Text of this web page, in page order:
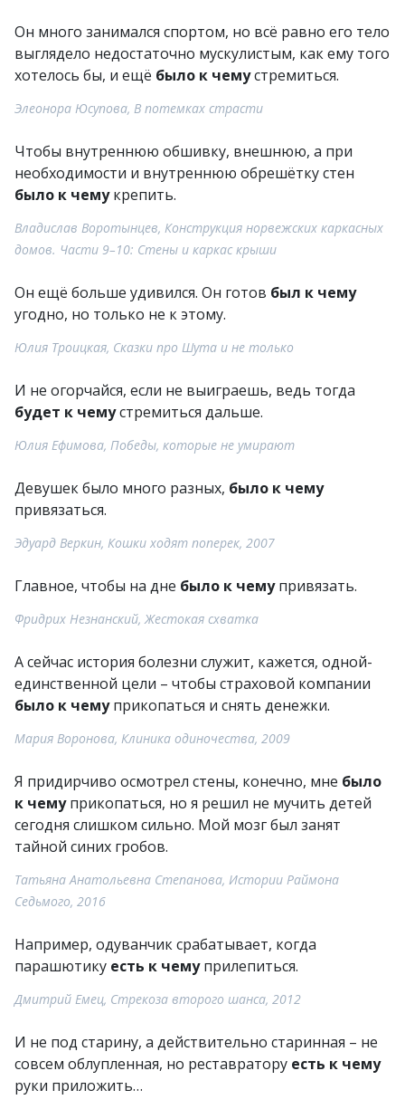
Он много занимался спортом, но всё равно его тело
выглядело недостаточно мускулистым, как ему того
хотелось бы, и ещё было к чемустремиться.
Элеонора Юсупова, В потемках страсти
Чтобы внутреннюю обшивку, внешнюю, а при
необходимости и внутреннюю обрешётку стен
было к чемукрепить.
Владислав Воротынцев, Конструкция норвежских каркасных
домов. Части 9–10: Стены и каркас крыши
Он ещё больше удивился. Он готов был к чему
угодно, но только не к этому.
Юлия Троицкая, Сказки про Шута и не только
И не огорчайся, если не выиграешь, ведь тогда
будет к чемустремиться дальше.
Юлия Ефимова, Победы, которые не умирают
Девушек было много разных, было к чему
привязаться.
Эдуард Веркин, Кошки ходят поперек, 2007
Главное, чтобы на дне было к чемупривязать.
Фридрих Незнанский, Жестокая схватка
А сейчас история болезни служит, кажется, одной-
единственной цели – чтобы страховой компании
было к чемуприкопаться и снять денежки.
Мария Воронова, Клиника одиночества, 2009
Я придирчиво осмотрел стены, конечно, мне было
к чемуприкопаться, но я решил не мучить детей
сегодня слишком сильно. Мой мозг был занят
тайной синих гробов.
Татьяна Анатольевна Степанова, Истории Раймона
Седьмого, 2016
Например, одуванчик срабатывает, когда
парашютику есть к чемуприлепиться.
Дмитрий Емец, Стрекоза второго шанса, 2012
И не под старину, а действительно старинная – не
совсем облупленная, но реставратору есть к чему
руки приложить…